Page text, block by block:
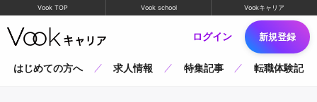
Vook TOP Vook school Vookキャリア
ログイン 新規登録
はじめての方へ 求人情報 特集記事 転職体験記